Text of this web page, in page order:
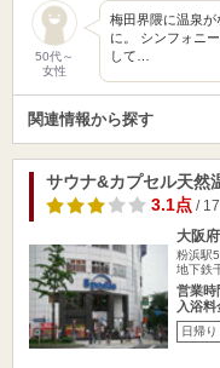
50代～
女性
梅田界隈に温泉
に。 シンフォニ
して…
関連情報から探す
サウナ&カプセル天然
3.1点/
大阪
粉浜駅
地下鉄
営業時
入浴料
日帰り